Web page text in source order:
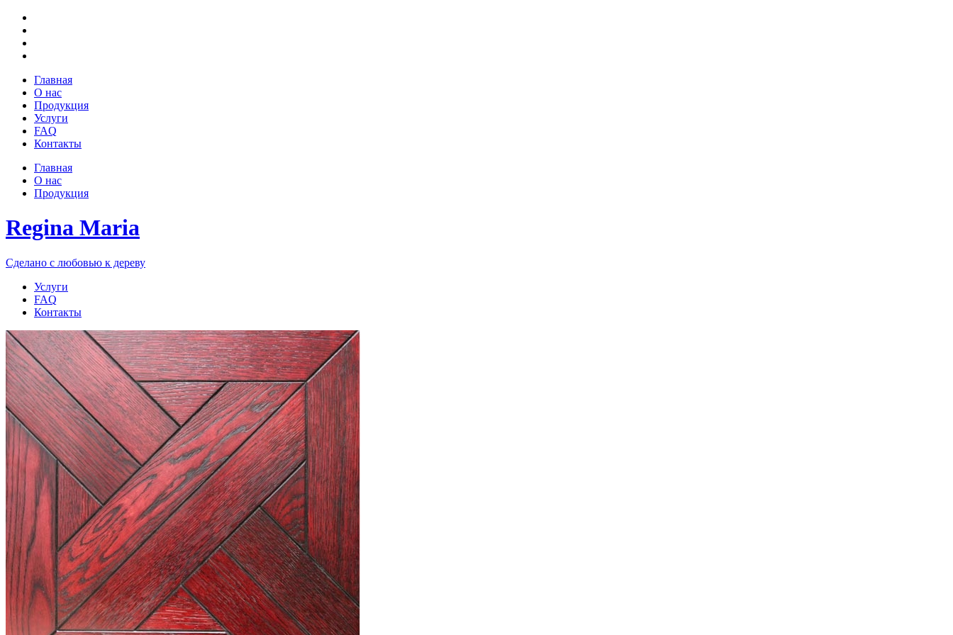
Главная
О нас
Продукция
Услуги
FAQ
Контакты
Главная
О нас
Продукция
Regina Maria
Сделано с любовью к дереву
Услуги
FAQ
Контакты